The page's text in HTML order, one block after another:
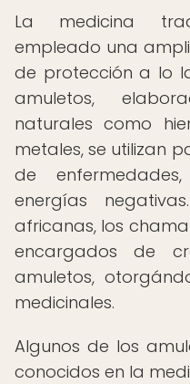
La medicina
empleado una
de protección a lo
amuletos,
naturales como
metales, se utilizan
de
energías
africanas, los
encargados de
amuletos,
medicinales.
Algunos de los
conocidos en la